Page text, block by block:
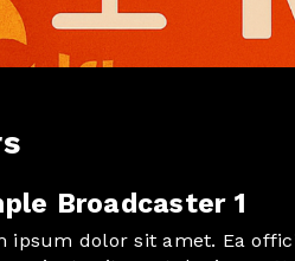
Broadcaster 1
ipsum dolor sit amet. Ea